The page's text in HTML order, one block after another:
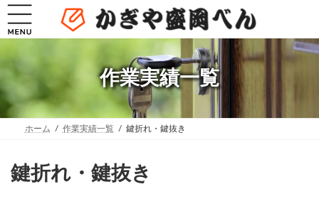
コ
テ
へ
ッ
プ
ナ
ゲ
ョ
移
動
作業実績一覧
ホーム 作業実績一覧 鍵折れ・鍵抜き
鍵折れ・鍵抜き